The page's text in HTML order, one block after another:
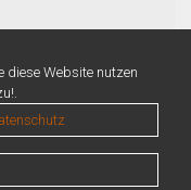
diese Website nutzen